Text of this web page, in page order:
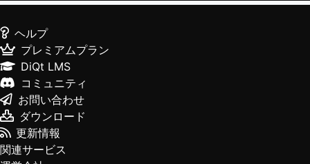
ヘルプ
プレミアムプラン
DiQt LMS
コミュニティ
お問い合わせ
ダウンロード
更新情報
関連サービス